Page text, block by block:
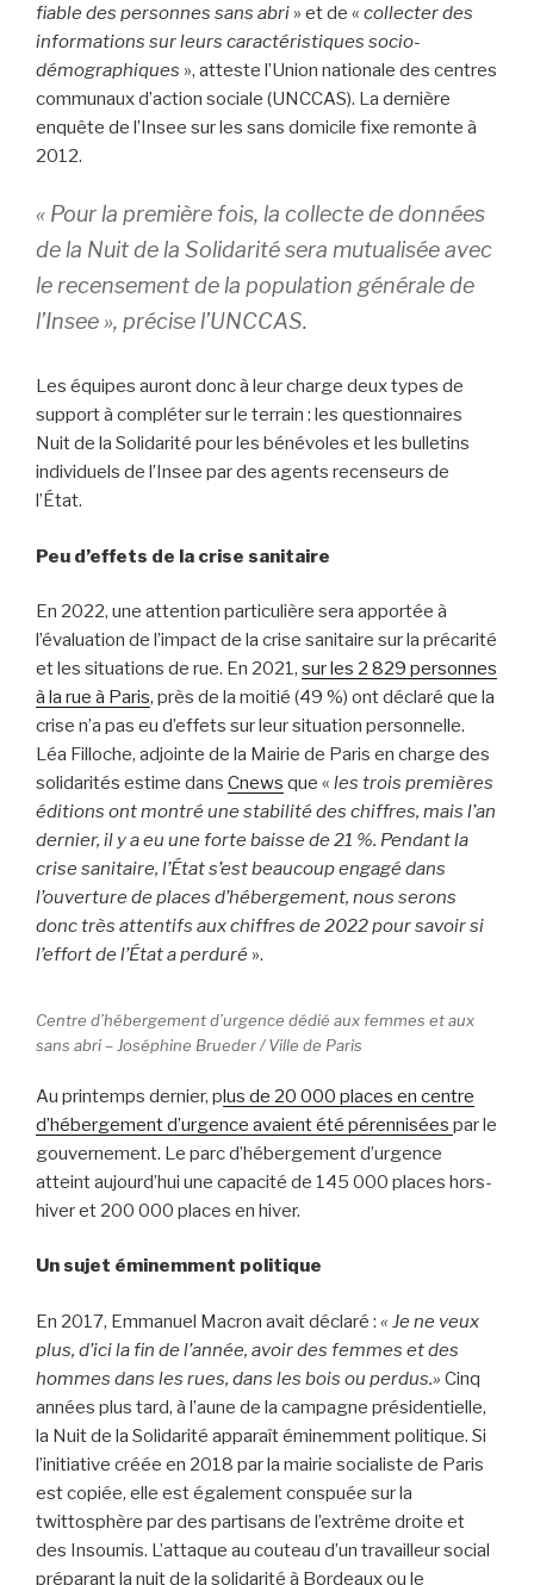
fiable des personnes sans abri » et de « collecter des
informations sur leurs caractéristiques socio-
démographiques », atteste l’Union nationale des centres
communaux d’action sociale (UNCCAS). La dernière
enquête de l’Insee sur les sans domicile fixe remonte à
2012.
« Pour la première fois, la collecte de données
de la Nuit de la Solidarité sera mutualisée avec
le recensement de la population générale de
l’Insee », précise l’UNCCAS.
Les équipes auront donc à leur charge deux types de
support à compléter sur le terrain : les questionnaires
Nuit de la Solidarité pour les bénévoles et les bulletins
individuels de l’Insee par des agents recenseurs de
l’État.
Peu d’effets de la crise sanitaire
En 2022, une attention particulière sera apportée à
l’évaluation de l’impact de la crise sanitaire sur la précarité
et les situations de rue. En 2021, sur les 2 829 personnes
à la rue à Paris, près de la moitié (49 %) ont déclaré que la
crise n’a pas eu d’effets sur leur situation personnelle.
Léa Filloche, adjointe de la Mairie de Paris en charge des
solidarités estime dans Cnews que « les trois premières
éditions ont montré une stabilité des chiffres, mais l’an
dernier, il y a eu une forte baisse de 21 %. Pendant la
crise sanitaire, l’État s’est beaucoup engagé dans
l’ouverture de places d’hébergement, nous serons
donc très attentifs aux chiffres de 2022 pour savoir si
l’effort de l’État a perduré ».
Centre d’hébergement d’urgence dédié aux femmes et aux
sans abri –Joséphine Brueder / Ville de Paris
Au printemps dernier, plus de 20 000 places en centre
d’hébergement d’urgence avaient été pérennisées par le
gouvernement. Le parc d’hébergement d’urgence
atteint aujourd’hui une capacité de 145 000 places hors-
hiver et 200 000 places en hiver.
Un sujet éminemment politique
En 2017, Emmanuel Macron avait déclaré : « Je ne veux
plus, d’ici la fin de l’année, avoir des femmes et des
hommes dans les rues, dans les bois ou perdus.» Cinq
années plus tard, à l’aune de la campagne présidentielle,
la Nuit de la Solidarité apparaît éminemment politique. Si
l’initiative créée en 2018 par la mairie socialiste de Paris
est copiée, elle est également conspuée sur la
twittosphère par des partisans de l’extrême droite et
des Insoumis. L’attaque au couteau d’un travailleur social
préparant la nuit de la solidarité à Bordeaux ou le